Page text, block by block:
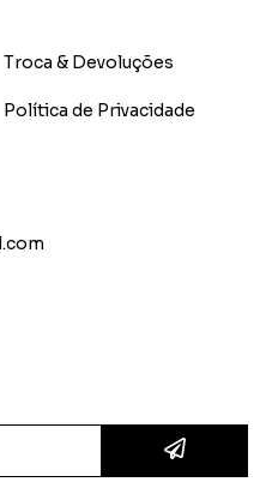
Troca & Devoluções
Política de Privacidade